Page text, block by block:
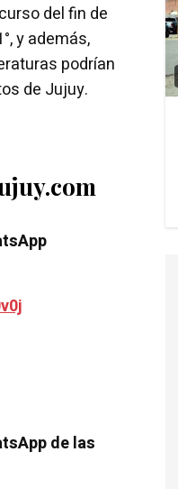
del fin de
y además,
podrían
de Jujuy.
de las